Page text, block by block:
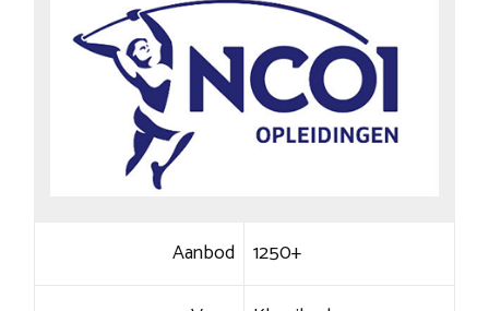
Aanbod 1250+